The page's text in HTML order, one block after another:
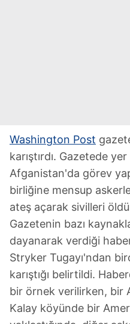
Washington Post
karıştırdı. Gazetede
Afganistan'da görev
birliğine mensup
ateş açarak sivilleri
Gazetenin bazı
dayanarak verdiği
Stryker Tugayı'ndan
karıştığı belirtildi.
bir örnek verilirken, bir
Kalay köyünde bir